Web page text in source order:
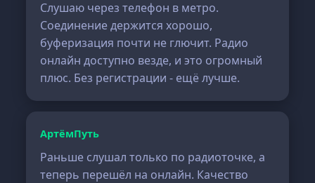
Слушаю через телефон в метро.
Соединение держится хорошо,
буферизация почти не глючит. Радио
онлайн доступно везде, и это огромный
плюс. Без регистрации - ещё лучше.
АртёмПуть
Раньше слушал только по радиоточке, а
теперь перешёл на онлайн. Качество